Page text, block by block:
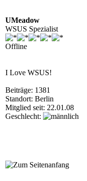
UMeadow
WSUS Spezialist
Offline
I Love WSUS!
Beiträge: 1381
Standort: Berlin
Mitglied seit: 22.01.08
Geschlecht: